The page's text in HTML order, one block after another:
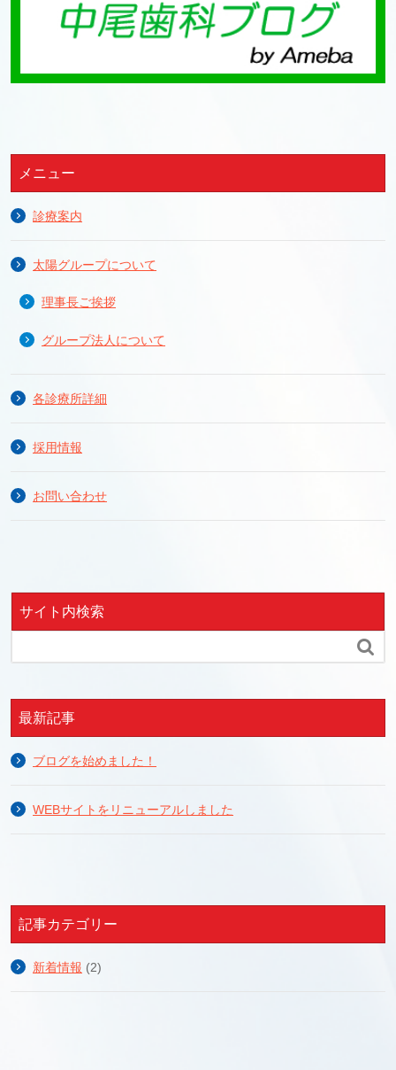
メニュー
診療案内
太陽グループについて
理事長ご挨拶
グループ法人について
各診療所詳細
採用情報
お問い合わせ
サイト内検索

最新記事
ブログを始めました！
WEBサイトをリニューアルしました
記事カテゴリー
新着情報 (2)